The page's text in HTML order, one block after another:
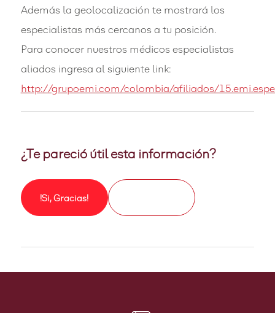
Además la geolocalización te mostrará los
especialistas más cercanos a tu posición.
Para conocer nuestros médicos especialistas
aliados ingresa al siguiente link:
http://grupoemi.com/colombia/afiliados/
¿Te pareció útil esta información?
!Si, Gracias!